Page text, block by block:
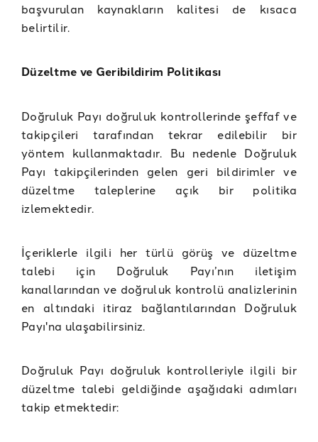
başvurulan kaynakların kalitesi de kısaca
belirtilir.
Düzeltme ve Geribildirim Politikası
Doğruluk Payı doğruluk kontrollerinde şeffaf ve
takipçileri tarafından tekrar edilebilir bir
yöntem kullanmaktadır. Bu nedenle Doğruluk
Payı takipçilerinden gelen geri bildirimler ve
düzeltme taleplerine açık bir politika
izlemektedir.
İçeriklerle ilgili her türlü görüş ve düzeltme
talebi için Doğruluk Payı’nın iletişim
kanallarından ve doğruluk kontrolü analizlerinin
en altındaki itiraz bağlantılarından Doğruluk
Payı'na ulaşabilirsiniz.
Doğruluk Payı doğruluk kontrolleriyle ilgili bir
düzeltme talebi geldiğinde aşağıdaki adımları
takip etmektedir: